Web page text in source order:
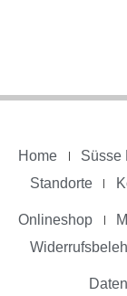
Home Süsse
Standorte
Onlineshop